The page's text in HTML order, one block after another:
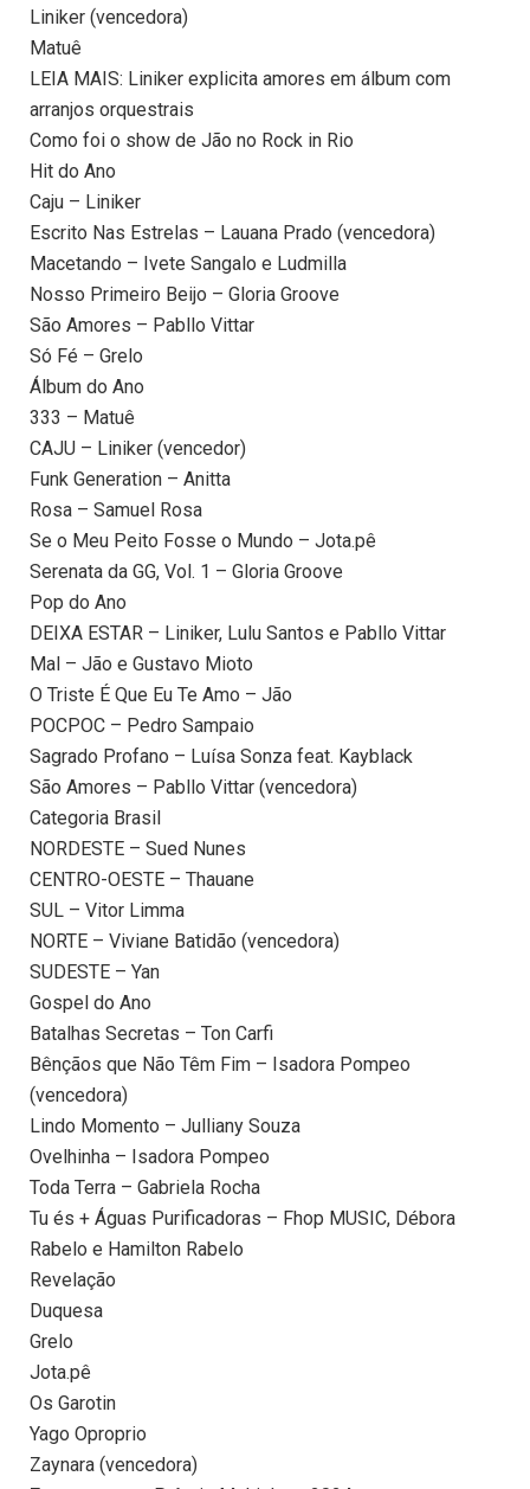
Liniker (vencedora)
Matuê
LEIA MAIS: Liniker explicita amores em álbum com
arranjos orquestrais
Como foi o show de Jão no Rock in Rio
Hit do Ano
Caju – Liniker
Escrito Nas Estrelas – Lauana Prado (vencedora)
Macetando – Ivete Sangalo e Ludmilla
Nosso Primeiro Beijo – Gloria Groove
São Amores – Pabllo Vittar
Só Fé – Grelo
Álbum do Ano
333 – Matuê
CAJU – Liniker (vencedor)
Funk Generation – Anitta
Rosa – Samuel Rosa
Se o Meu Peito Fosse o Mundo – Jota.pê
Serenata da GG, Vol. 1 – Gloria Groove
Pop do Ano
DEIXA ESTAR – Liniker, Lulu Santos e Pabllo Vittar
Mal – Jão e Gustavo Mioto
O Triste É Que Eu Te Amo – Jão
POCPOC – Pedro Sampaio
Sagrado Profano – Luísa Sonza feat. Kayblack
São Amores – Pabllo Vittar (vencedora)
Categoria Brasil
NORDESTE – Sued Nunes
CENTRO-OESTE – Thauane
SUL – Vitor Limma
NORTE – Viviane Batidão (vencedora)
SUDESTE – Yan
Gospel do Ano
Batalhas Secretas – Ton Carfi
Bênçãos que Não Têm Fim – Isadora Pompeo
(vencedora)
Lindo Momento – Julliany Souza
Ovelhinha – Isadora Pompeo
Toda Terra – Gabriela Rocha
Tu és + Águas Purificadoras – Fhop MUSIC, Débora
Rabelo e Hamilton Rabelo
Revelação
Duquesa
Grelo
Jota.pê
Os Garotin
Yago Oproprio
Zaynara (vencedora)